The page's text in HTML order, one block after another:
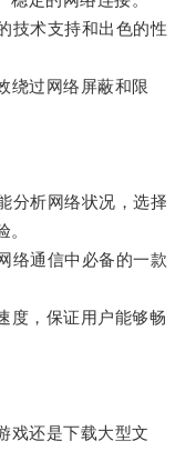
术支持和出色的性
过网络屏蔽和限
析网络状况，选择
通信中必备的一款
，保证用户能够畅
还是下载大型文